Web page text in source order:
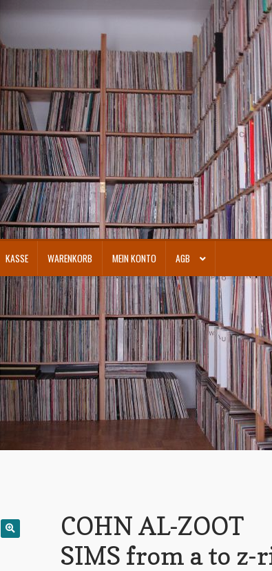
KASSE WARENKORB MEIN KONTO AGB
COHN AL-ZOOT
SIMS from a to z-